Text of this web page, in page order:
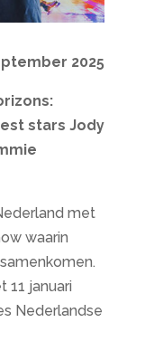
2025
stars Jody
met
waarin
11 januari
Nederlandse